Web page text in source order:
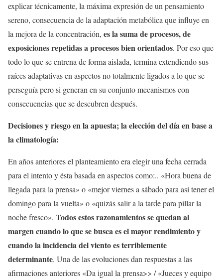
explicar técnicamente, la máxima expresión de un pensamiento
sereno, consecuencia de la adaptación metabólica que influye en
la mejora de la concentración, es la suma de procesos, de
exposiciones repetidas a procesos bien orientados. Por eso que
todo lo que se entrena de forma aislada, termina extendiendo sus
raíces adaptativas en aspectos no totalmente ligados a lo que se
perseguía pero si generan en su conjunto mecanismos con
consecuencias que se descubren después.
Decisiones y riesgo en la apuesta; la elección del día en base a
la climatología:
En años anteriores el planteamiento era elegir una fecha cerrada
para el intento y ésta basada en aspectos como:.. «Hora buena de
llegada para la prensa» o «mejor viernes a sábado para así tener el
domingo para la vuelta» o «quizás salir a la tarde para pillar la
noche fresco». Todos estos razonamientos se quedan al
margen cuando lo que se busca es el mayor rendimiento y
cuando la incidencia del viento es terriblemente
determinante. Una de las evoluciones dan respuestas a las
afirmaciones anteriores «Da igual la prensa>> / «Jueces y equipo